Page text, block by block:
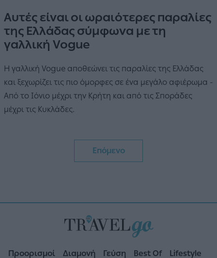
Αυτές είναι οι ωραιότερες παραλίες
της Ελλάδας σύμφωνα με τη
γαλλική Vogue
Η γαλλική Vogue αποθεώνει τις παραλίες της Ελλάδας
και ξεχωρίζει τις πιο όμορφες σε ένα μεγάλο αφιέρωμα -
Από το Ιόνιο μέχρι την Κρήτη και από τις Σποράδες
μέχρι τις Κυκλάδες.
Επόμενο
Προορισμοί Διαμονή Γεύση Best Of
Lifestyle